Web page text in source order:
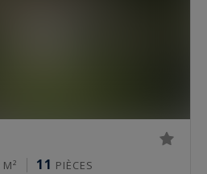
M² 11 PIÈCES